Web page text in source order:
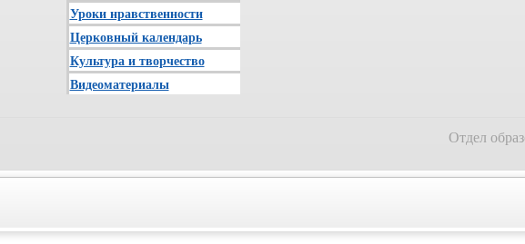
Уроки нравственности
Церковный календарь
Культура и творчество
Видеоматериалы
Отдел